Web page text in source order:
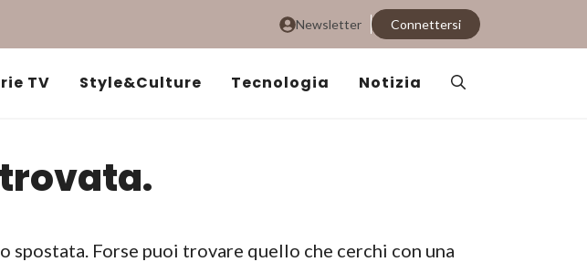
Newsletter Connettersi
TV Style&Culture Tecnologia Notizia
spostata. Forse puoi trovare quello che cerchi con una